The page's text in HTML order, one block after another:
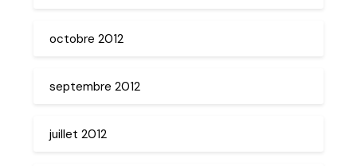
octobre 2012
septembre 2012
juillet 2012